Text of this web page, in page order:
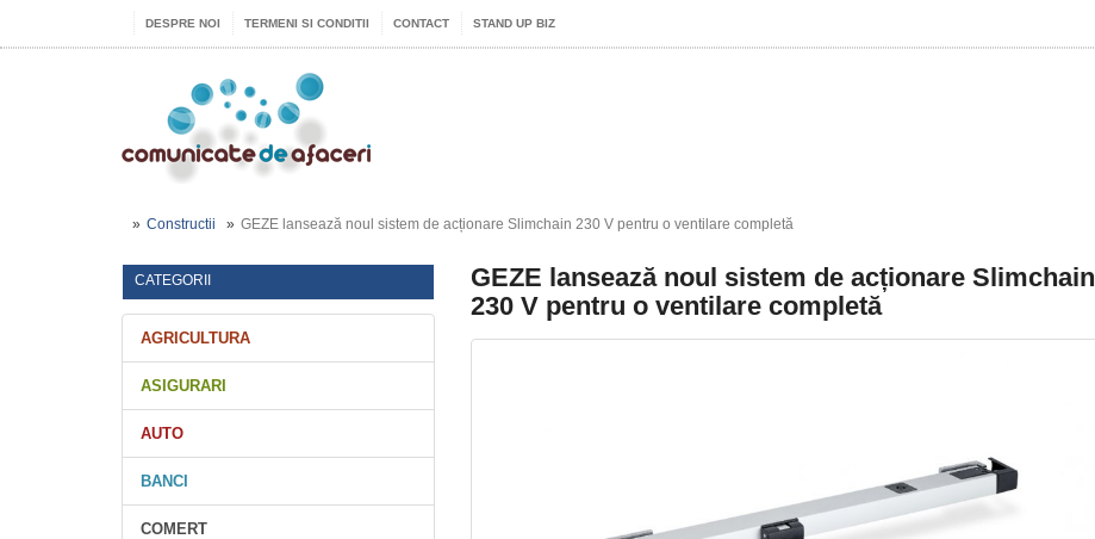
DESPRE NOI TERMENI SI CONDITII CONTACT STAND UP BIZ
Constructii GEZE lansează noul sistem de acționare Slimchain 230 V pentru o ventilare completă
CATEGORII
AGRICULTURA
ASIGURARI
AUTO
BANCI
COMERT
GEZE lansează noul sistem de acționare Slimchain
230 V pentru o ventilare completă